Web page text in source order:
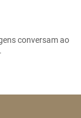
conversam ao